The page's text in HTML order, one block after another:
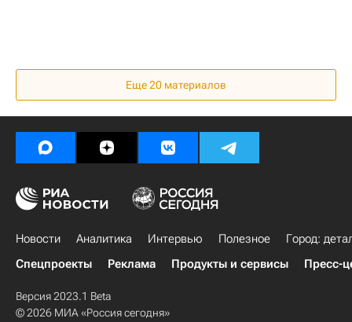
Еще 20 материалов
Новости Аналитика Интервью Полезное
Город:
Спецпроекты
Реклама Продукты и сервисы Пресс-
Версия 2023.1 Beta
© 2026 МИА «Россия сегодня»